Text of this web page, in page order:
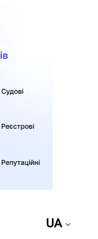
UA